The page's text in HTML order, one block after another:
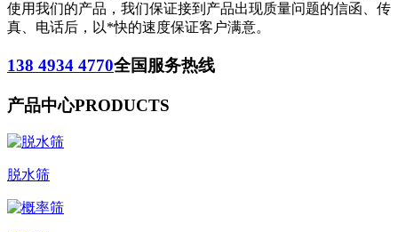
使用我们的产品，我们保证接到产品出现质量问题的信函、传
真、电话后，以*快的速度保证客户满意。
138 4934 4770全国服务热线
产品中心PRODUCTS
脱水筛